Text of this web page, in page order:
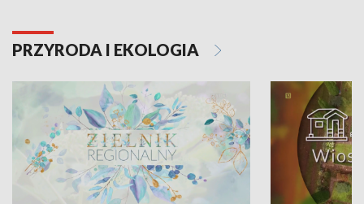
PRZYRODA I EKOLOGIA